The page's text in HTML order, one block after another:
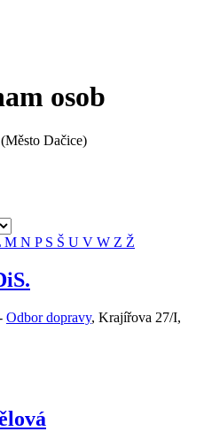
osob
Dačice)
M N P S Š U V W Z Ž
Odbor dopravy, Krajířova 27/I,